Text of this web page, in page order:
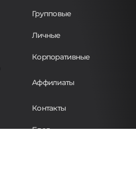
Групповые
Личные
Корпоративные
Аффилиаты
Контакты
Блог